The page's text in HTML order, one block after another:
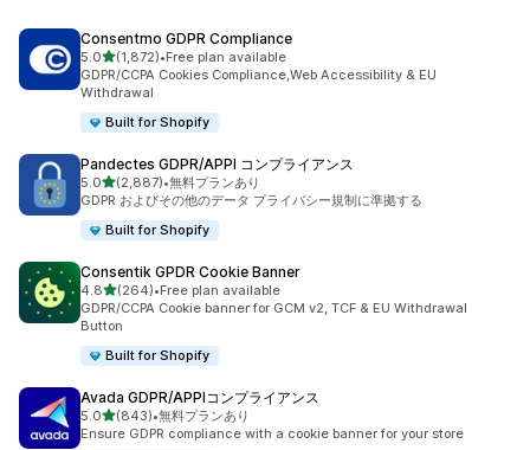
Consentmo GDPR Compliance
5.05つ星中
(1,872)
合計レビュー数：1872件
•Free plan available
GDPR/CCPA Cookies Compliance,Web Accessibility & EU
Withdrawal
Built for Shopify
Pandectes GDPR/APPI コンプライアンス
5.05つ星中
(2,887)
合計レビュー数：2887件
•無料プランあり
GDPR およびその他のデータ プライバシー規制に準拠する
Built for Shopify
Consentik GPDR Cookie Banner
4.85つ星中
(264)
合計レビュー数：264件
•Free plan available
GDPR/CCPA Cookie banner for GCM v2, TCF & EU Withdrawal
Button
Built for Shopify
Avada GDPR/APPIコンプライアンス
5.05つ星中
(843)
合計レビュー数：843件
•無料プランあり
Ensure GDPR compliance with a cookie banner for your store